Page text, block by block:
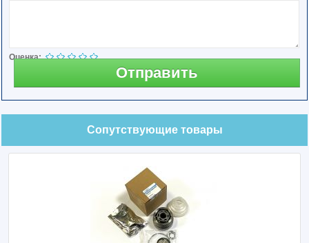
Оценка:
Отправить
Сопутствующие товары